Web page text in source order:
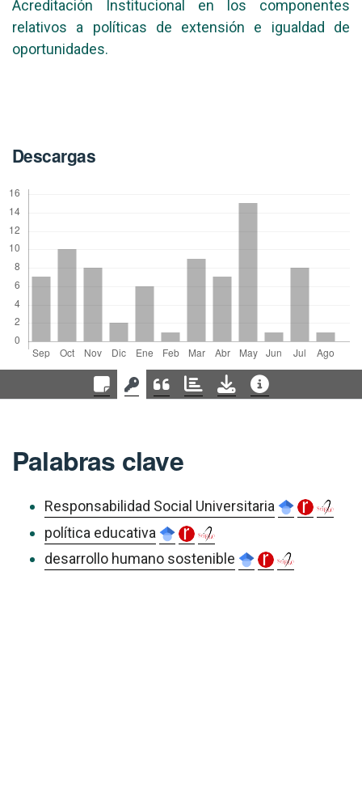
Acreditación Institucional en los componentes
relativos a políticas de extensión e igualdad de
oportunidades.
Descargas
Palabras clave
Responsabilidad Social Universitaria
política educativa
desarrollo humano sostenible